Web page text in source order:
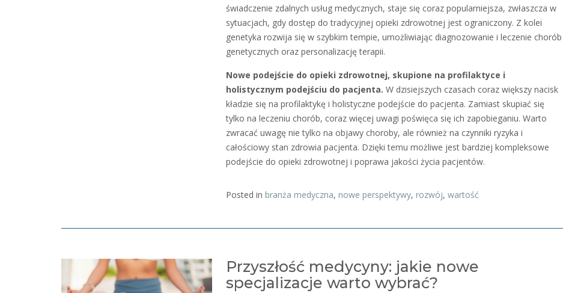
świadczenie zdalnych usług medycznych, staje się coraz popularniejsza, zwłaszcza w
sytuacjach, gdy dostęp do tradycyjnej opieki zdrowotnej jest ograniczony. Z kolei
genetyka rozwija się w szybkim tempie, umożliwiając diagnozowanie i leczenie chorób
genetycznych oraz personalizację terapii.
Nowe podejście do opieki zdrowotnej, skupione na profilaktyce i
holistycznym podejściu do pacjenta. W dzisiejszych czasach coraz większy nacisk
kładzie się na profilaktykę i holistyczne podejście do pacjenta. Zamiast skupiać się
tylko na leczeniu chorób, coraz więcej uwagi poświęca się ich zapobieganiu. Warto
zwracać uwagę nie tylko na objawy choroby, ale również na czynniki ryzyka i
całościowy stan zdrowia pacjenta. Dzięki temu możliwe jest bardziej kompleksowe
podejście do opieki zdrowotnej i poprawa jakości życia pacjentów.
Posted in branża medyczna, nowe perspektywy, rozwój, wartość
Przyszłość medycyny: jakie nowe
specjalizacje warto wybrać?